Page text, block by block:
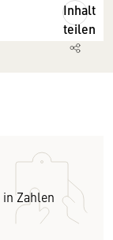
Inhalt
teilen
Zahlen